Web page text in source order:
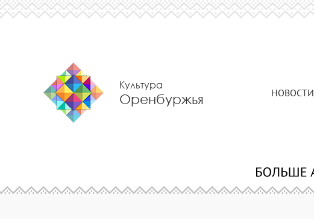
Культура
Оренбуржья НОВОСТИ